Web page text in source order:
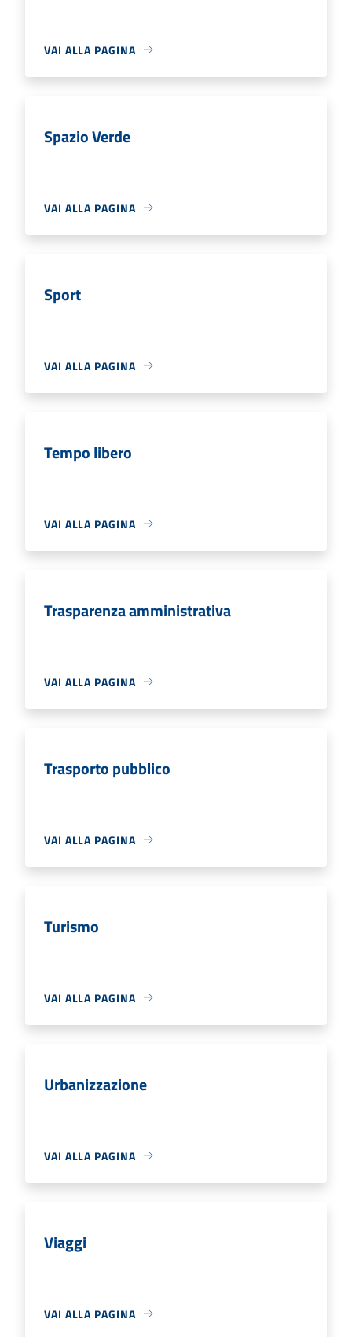
VAI ALLA PAGINA
Spazio Verde
VAI ALLA PAGINA
Sport
VAI ALLA PAGINA
Tempo libero
VAI ALLA PAGINA
Trasparenza amministrativa
VAI ALLA PAGINA
Trasporto pubblico
VAI ALLA PAGINA
Turismo
VAI ALLA PAGINA
Urbanizzazione
VAI ALLA PAGINA
Viaggi
VAI ALLA PAGINA